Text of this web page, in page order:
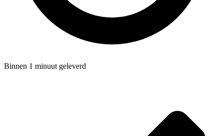
Binnen 1 minuut geleverd